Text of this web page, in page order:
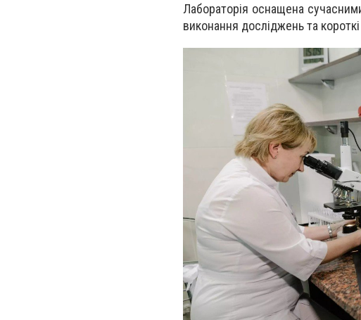
Лабораторія оснащена
виконання досліджень та